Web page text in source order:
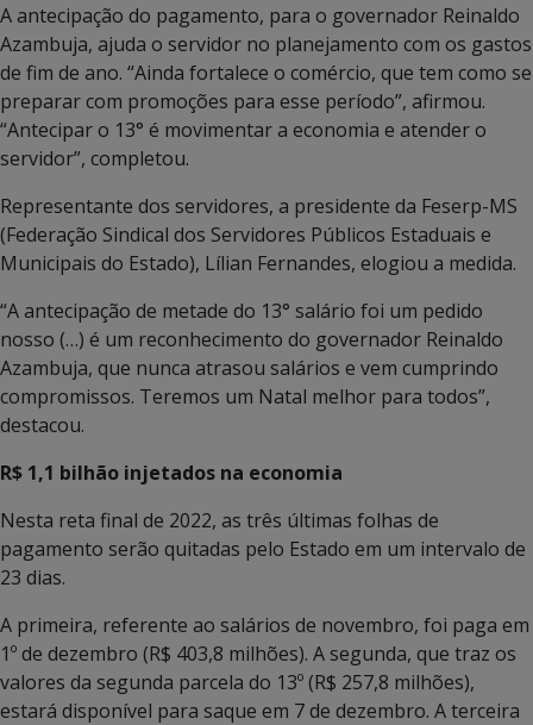
A antecipação do pagamento, para o governador Reinaldo
Azambuja, ajuda o servidor no planejamento com os gastos
de fim de ano. “Ainda fortalece o comércio, que tem como se
preparar com promoções para esse período”, afirmou.
“Antecipar o 13° é movimentar a economia e atender o
servidor”, completou.
Representante dos servidores, a presidente da Feserp-MS
(Federação Sindical dos Servidores Públicos Estaduais e
Municipais do Estado), Lílian Fernandes, elogiou a medida.
“A antecipação de metade do 13° salário foi um pedido
nosso (…) é um reconhecimento do governador Reinaldo
Azambuja, que nunca atrasou salários e vem cumprindo
compromissos. Teremos um Natal melhor para todos”,
destacou.
R$ 1,1 bilhão injetados na economia
Nesta reta final de 2022, as três últimas folhas de
pagamento serão quitadas pelo Estado em um intervalo de
23 dias.
A primeira, referente ao salários de novembro, foi paga em
1º de dezembro (R$ 403,8 milhões). A segunda, que traz os
valores da segunda parcela do 13º (R$ 257,8 milhões),
estará disponível para saque em 7 de dezembro. A terceira